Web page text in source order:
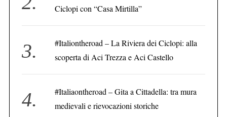
Ciclopi con “Casa Mirtilla”
#Italiontheroad – La Riviera dei Ciclopi: alla
scoperta di Aci Trezza e Aci Castello
#Italiaontheroad – Gita a Cittadella: tra mura
medievali e rievocazioni storiche